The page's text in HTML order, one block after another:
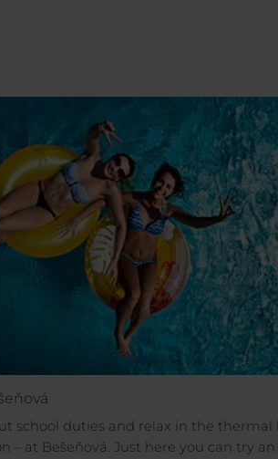
school duties and relax in the thermal
– at Bešeňová. Just here you can try an